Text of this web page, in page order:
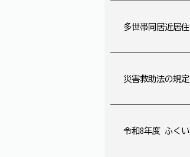
多世帯同居近居
災害救助法の規
令和8年度 ふく